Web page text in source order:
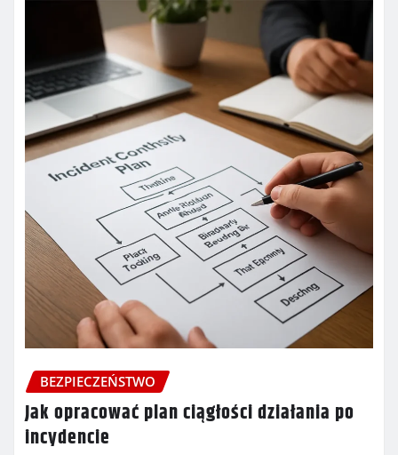
BEZPIECZEŃSTWO
Jak opracować plan ciągłości działania po
incydencie